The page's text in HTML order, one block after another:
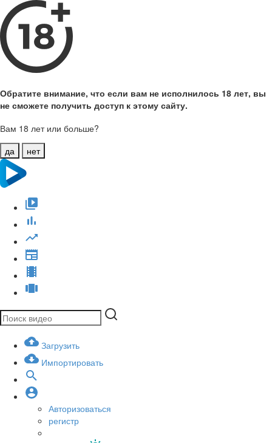
Обратите внимание, что если вам не исполнилось 18 лет, вы
не сможете получить доступ к этому сайту.
Вам 18 лет или больше?
да
нет
Загрузить
Импортировать
Авторизоваться
регистр